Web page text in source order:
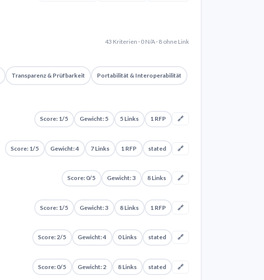
43 Kriterien · 0 N/A · 8 ohne Link
Transparenz & Prüfbarkeit Portabilität & Interoperabilität
Score: 1/5 Gewicht: 5 5 Links 1 RFP 🔗
Score: 1/5 Gewicht: 4 7 Links 1 RFP stated 🔗
Score: 0/5 Gewicht: 3 8 Links 🔗
Score: 1/5 Gewicht: 3 8 Links 1 RFP 🔗
Score: 2/5 Gewicht: 4 0 Links stated 🔗
Score: 0/5 Gewicht: 2 8 Links stated 🔗